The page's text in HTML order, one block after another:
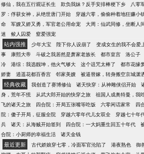
修仙，我在五行观证长生
欺负我妹？反手安排棒梗下乡 八零
罗：俘获女神，从绝世唐门开始
穿越六零，偷偷种着地狂赚小
命
军嫂又娇又勇，军官老公用命宠 大周：仙武同修，坐断人
迷
鲛人囚爱 窒爱强宠
站内强推 少年大宝 陛下你人设崩了 变成女生的我不会爱
事
康熙大帝 斗破之我居然是萧家老族长 都市皇宫 洛公子
冷
港综：我选靓坤，他火气够大 这个诅咒太棒了 都市花缘
娇妻
逍遥花都百香宫 邻家美嫂 被逼替嫁，转身搬空京城潇
经典收藏 我创造了赛博修仙 诸天快穿：从神雕侠侣开始
身，荒年不慌
从武大郎开始的快穿之旅 祖国人成奥特曼，我
飞的诸天之旅
四合院：开局五张嘴等吃饭 六零闲话家常 四
院：傻子开局，征服全院
穿越六零年代儿女双全 穿越七十年
兵
诸天：从海贼开始签到 四合院：一大妈重生回五十年代
合院：小厨师的幸福生活
诸天金钱
最近更新 古代娇娘穿七零，冷面军官沦陷了 港夜熟色 御